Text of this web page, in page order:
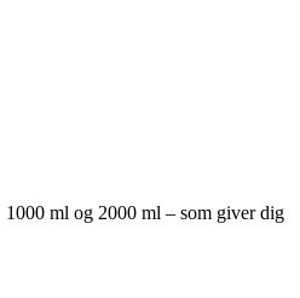
ml og 2000 ml – som giver dig